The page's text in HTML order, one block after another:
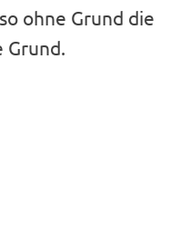
ohne Grund die
Grund.